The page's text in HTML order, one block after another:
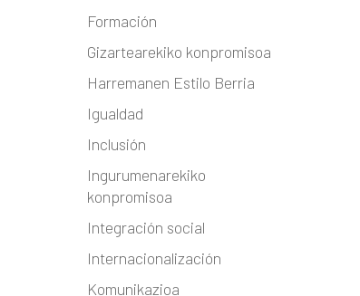
Formación
Gizartearekiko konpromisoa
Harremanen Estilo Berria
Igualdad
Inclusión
Ingurumenarekiko
konpromisoa
Integración social
Internacionalización
Komunikazioa